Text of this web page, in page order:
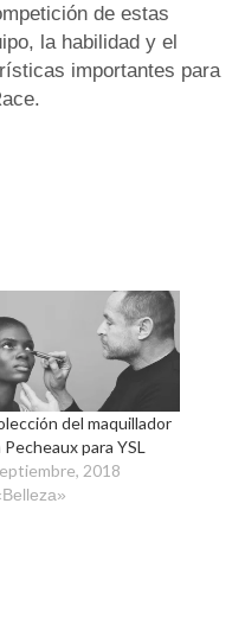
de estas
la habilidad y el
importantes para
del maquillador
Pecheaux para YSL
2018